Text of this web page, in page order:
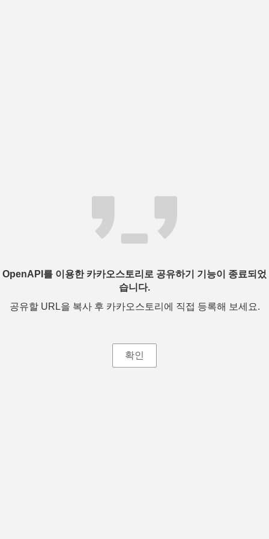
OpenAPI를 이용한 카카오스토리로 공유하기 기능이 종료되었
습니다.
공유할 URL을 복사 후 카카오스토리에 직접 등록해 보세요.
확인